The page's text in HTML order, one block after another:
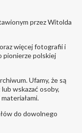
przez Witolda
więcej fotografii i
pionierze polskiej
Ufamy, że są
wskazać osoby,
do dowolnego